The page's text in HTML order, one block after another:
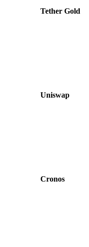
Tether Gold
Uniswap
Cronos